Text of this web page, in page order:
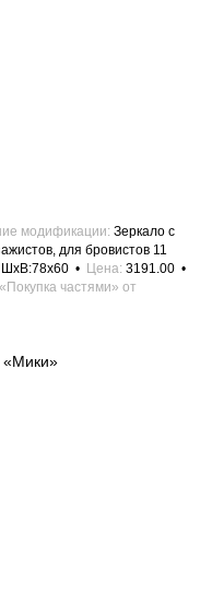
модификации Зеркало с
для бровистов 11
Цена 3191.00
«Покупка частями» от